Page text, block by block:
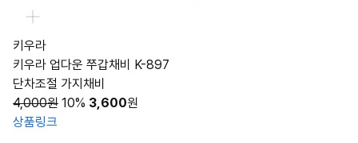
키우라
키우라 업다운 쭈갑채비 K-897
단차조절 가지채비
4,000원 10% 3,600원
상품링크